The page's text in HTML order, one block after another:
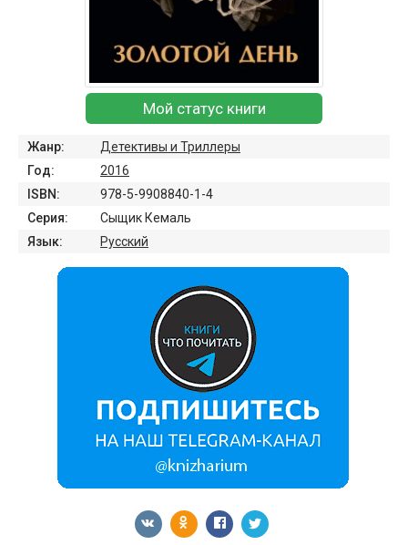
Мой статус книги
Жанр:
Детективы и Триллеры
Год:
2016
ISBN:
978-5-9908840-1-4
Серия:
Сыщик Кемаль
Язык:
Русский